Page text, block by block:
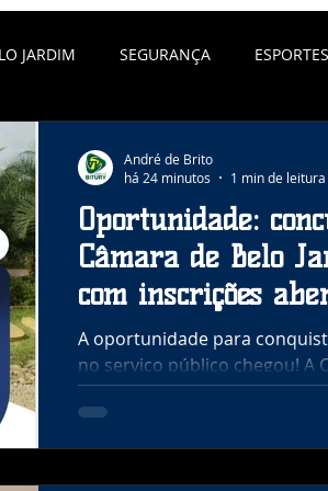
JARDIM SEGURANÇA ESPORTES
Oportunidade:
Câmara de Belo
com inscrições
A oportunidade para
no serviço público chegou! A
de Belo Jardim abriu
preenchimento de vagas
de cadastro de reserva em
André de Brito
há 24 minutos
1 min de leitura